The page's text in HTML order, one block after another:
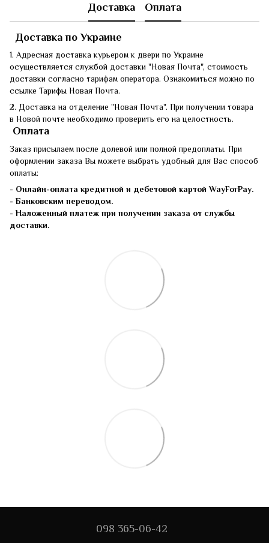
Доставка Оплата
Доставка по Украине
1. Адресная доставка курьером к двери по Украине
осуществляется службой доставки "Новая Почта", стоимость
доставки согласно тарифам оператора. Ознакомиться можно по
ссылке Тарифы Новая Почта.
2. Доставка на отделение "Новая Почта". При получении товара
в Новой почте необходимо проверить его на целостность.
Оплата
Заказ присылаем после долевой или полной предоплаты. При
оформлении заказа Вы можете выбрать удобный для Вас способ
оплаты:
- Онлайн-оплата кредитной и дебетовой картой WayForPay.
- Банковским переводом.
-Наложенный платеж при получении заказа от службы
доставки.
098 365-06-42